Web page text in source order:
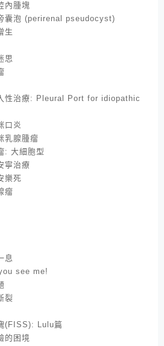
內腫塊
囊泡 (perirenal pseudocyst)
生
思
性治療: Pleural Port for idiopathic
口炎
乳腺腫瘤
: 大細胞型
寧治療
樂死
瘤
息
see me!
裂
(FISS): Lulu篇
的困境